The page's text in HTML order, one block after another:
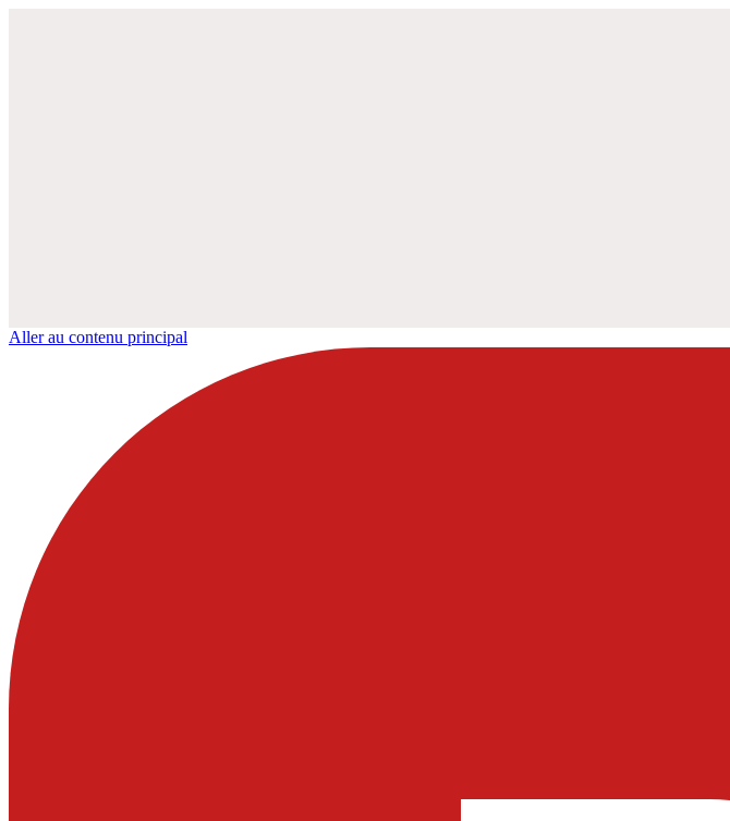
Aller au contenu principal